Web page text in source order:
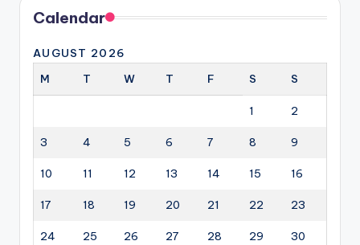
Calendar
AUGUST 2026
M
T W T F S S
1 2
3 4 5 6 7 8 9
10 11 12 13 14 15 16
17 18 19 20 21 22 23
24 25 26 27 28 29 30